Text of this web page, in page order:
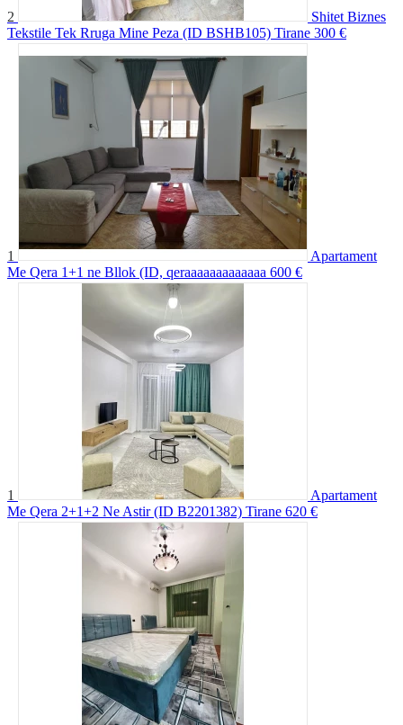
2
Shitet Biznes
Tekstile Tek Rruga Mine Peza (ID BSHB105) Tirane 300 €
1
Apartament
Me Qera 1+1 ne Bllok (ID, qeraaaaaaaaaaaaa 600 €
1
Apartament
Me Qera 2+1+2 Ne Astir (ID B2201382) Tirane 620 €